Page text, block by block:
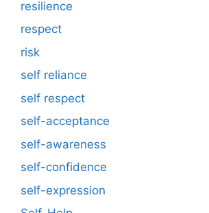
resilience
respect
risk
self reliance
self respect
self-acceptance
self-awareness
self-confidence
self-expression